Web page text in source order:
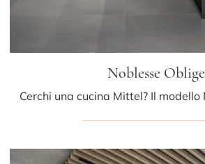
Noblesse Oblige